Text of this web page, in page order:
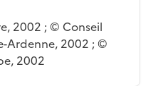
2002 ; © Conseil
Ardenne, 2002 ; ©
2002